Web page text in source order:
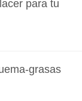
para tu
grasas